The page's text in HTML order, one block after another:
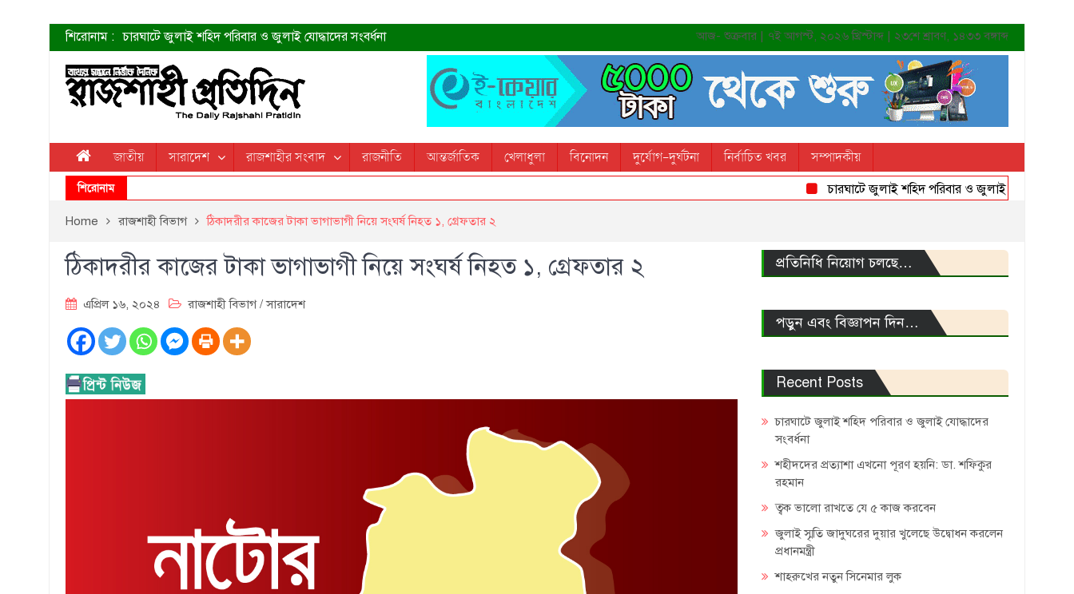
শিরোনাম : চারঘাটে জুলাই শহিদ পরিবার ও জুলাই যোদ্ধাদের সংবর্ধনা
শহীদদের প্রত্যাশা এখনো পূরণ হয়নি: ডা. শফিকুর রহমান
ত্বক ভালো রাখতে যে ৫ কাজ করবেন
জুলাই স্মৃতি জাদুঘরের দুয়ার খুলেছে উদ্বোধন করলেন প্রধানমন্ত্রী
শাহরুখের নতুন সিনেমার লুক
কোয়ার্টার ফাইনালে নেইমারের দুর্দান্ত অ্যাসিস্টে সান্তোস
ডেনিস লিয়ামিন রাশিয়ার ড্রোন বাহিনীর প্রধান হলেন
জুলাই শহিদদের আত্মত্যাগ জাতি চিরকাল শ্রদ্ধার সাথে স্মরণ করবে: ভূমিমন্ত্রী
আজ- শুক্রবার | ৭ই আগস্ট, ২০২৬ খ্রিস্টাব্দ | ২৩শে শ্রাবণ, ১৪৩৩ বঙ্গাব্দ
জাতীয় সারাদেশ রাজশাহীর সংবাদ রাজনীতি আন্তর্জাতিক খেলাধুলা বিনোদন দুর্যোগ-দুর্ঘটনা নির্বাচিত খবর সম্পাদকীয়
শিরোনাম চারঘাটে জুলাই শহিদ পরিবার ও জুলাই যোদ্ধাদের সংবর্ধনা
Home রাজশাহী বিভাগ ঠিকাদরীর কাজের টাকা ভাগাভাগী নিয়ে সংঘর্ষ নিহত ১, গ্রেফতার ২
ঠিকাদরীর কাজের টাকা ভাগাভাগী নিয়ে সংঘর্ষ নিহত ১, গ্রেফতার ২
এপ্রিল ১৬, ২০২৪ রাজশাহী বিভাগ/সারাদেশ
প্রতিনিধি নিয়োগ চলছে…
পড়ুন এবং বিজ্ঞাপন দিন…
Recent Posts
চারঘাটে জুলাই শহিদ পরিবার ও জুলাই যোদ্ধাদের
সংবর্ধনা
শহীদদের প্রত্যাশা এখনো পূরণ হয়নি: ডা. শফিকুর
রহমান
ত্বক ভালো রাখতে যে ৫ কাজ করবেন
জুলাই স্মৃতি জাদুঘরের দুয়ার খুলেছে উদ্বোধন করলেন
প্রধানমন্ত্রী
শাহরুখের নতুন সিনেমার লুক